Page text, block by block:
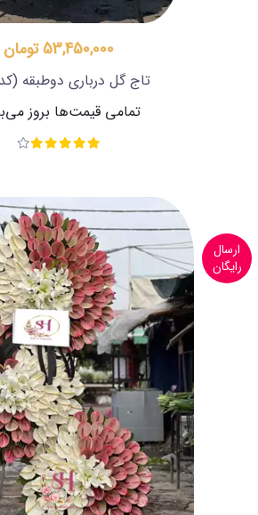
53,450,000 تومان
تاج گل درباری دوطبقه
تمامی قیمت‌ها بروز
ارسال
رایگان